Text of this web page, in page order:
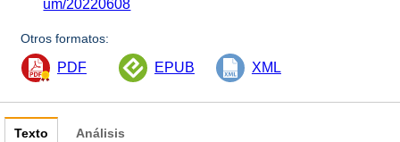
um/20220608
Otros formatos:
PDF EPUB XML
Texto Análisis